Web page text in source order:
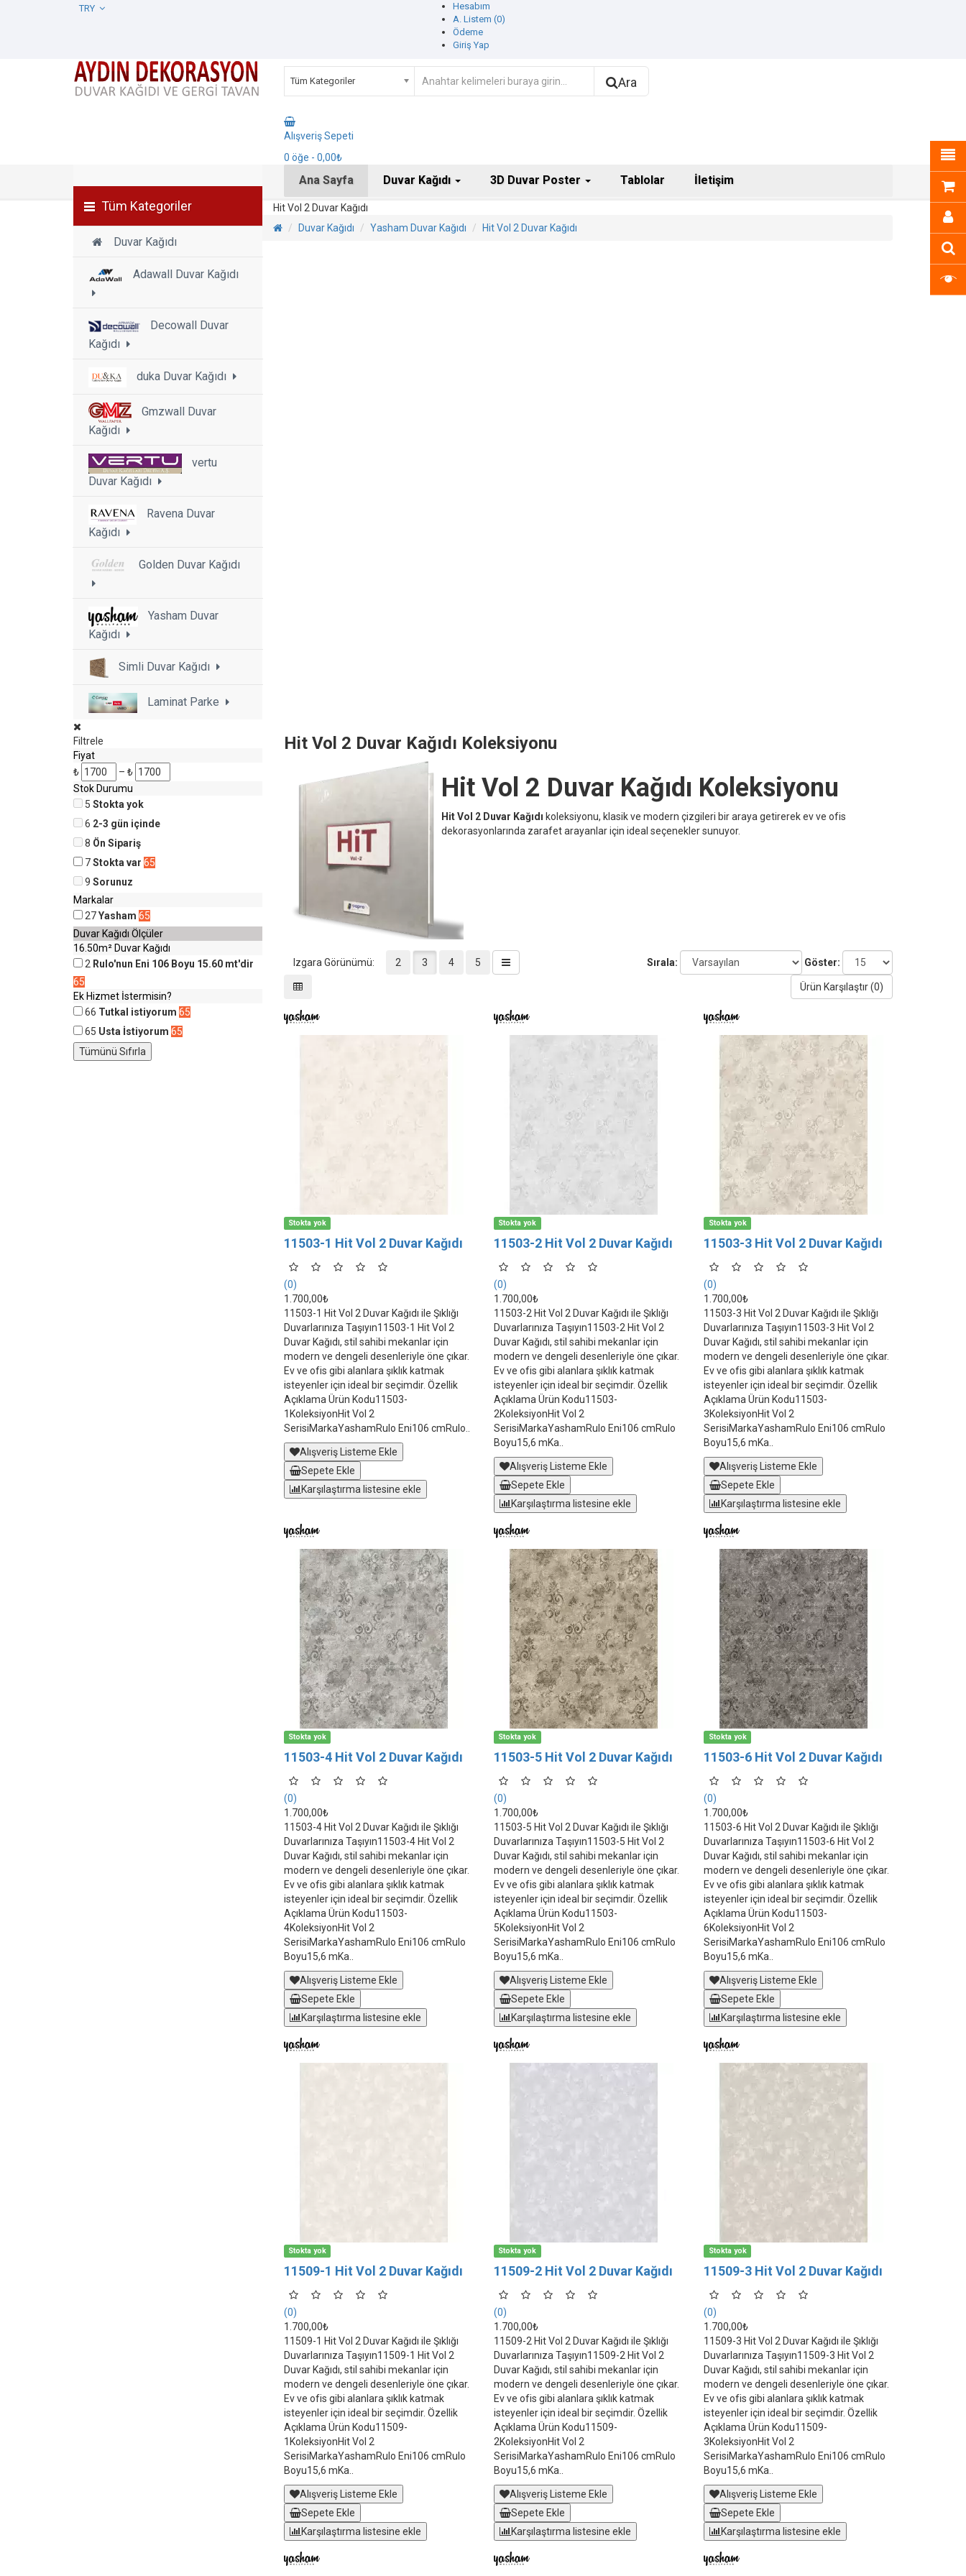
Hesabım
A. Listem (0)
Ödeme
Giriş Yap
Tüm Kategoriler Ara
Alışveriş Sepeti
0 öğe - 0,00₺
Tüm Kategoriler
Duvar Kağıdı
Adawall Duvar Kağıdı
Decowall Duvar
Kağıdı
duka Duvar Kağıdı
Gmzwall Duvar
Kağıdı
vertu
Duvar Kağıdı
Ravena Duvar
Kağıdı
Golden Duvar Kağıdı
Yasham Duvar
Kağıdı
Simli Duvar Kağıdı
Laminat Parke
Ana Sayfa Duvar Kağıdı 3D Duvar Poster Tablolar İletişim
Hit Vol 2 Duvar Kağıdı
Duvar Kağıdı
Yasham Duvar Kağıdı Hit Vol 2 Duvar Kağıdı
Filtrele
Fiyat
₺
– ₺
Stok Durumu
5 Stokta yok
6 2-3 gün içinde
8 Ön Sipariş
7Stokta var 65
9 Sorunuz
Markalar
27Yasham 65
Duvar Kağıdı Ölçüler
16.50m² Duvar Kağıdı
2 Rulo'nun Eni 106 Boyu 15.60 mt'dir
65
Ek Hizmet İstermisin?
66 Tutkal istiyorum 65
65 Usta İstiyorum 65
Hit Vol 2 Duvar Kağıdı Koleksiyonu
Hit Vol 2 Duvar Kağıdı Koleksiyonu
Hit Vol 2 Duvar Kağıdı koleksiyonu, klasik ve modern çizgileri bir araya getirerek ev ve ofis
dekorasyonlarında zarafet arayanlar için ideal seçenekler sunuyor.
Izgara Görünümü: 2 3 4 5 Sırala: Göster:
Ürün Karşılaştır (0)
Stokta yok
11503-1 Hit Vol 2 Duvar Kağıdı
(0)
1.700,00₺
11503-1 Hit Vol 2 Duvar Kağıdı ile Şıklığı
Duvarlarınıza Taşıyın11503-1 Hit Vol 2
Duvar Kağıdı, stil sahibi mekanlar için
modern ve dengeli desenleriyle öne çıkar.
Ev ve ofis gibi alanlara şıklık katmak
isteyenler için ideal bir seçimdir. Özellik
Açıklama Ürün Kodu11503-
1KoleksiyonHit Vol 2
SerisiMarkaYashamRulo Eni106 cmRulo..
Alışveriş Listeme Ekle
Sepete Ekle
Karşılaştırma listesine ekle
Stokta yok
11503-2 Hit Vol 2 Duvar Kağıdı
(0)
1.700,00₺
11503-2 Hit Vol 2 Duvar Kağıdı ile Şıklığı
Duvarlarınıza Taşıyın11503-2 Hit Vol 2
Duvar Kağıdı, stil sahibi mekanlar için
modern ve dengeli desenleriyle öne çıkar.
Ev ve ofis gibi alanlara şıklık katmak
isteyenler için ideal bir seçimdir. Özellik
Açıklama Ürün Kodu11503-
2KoleksiyonHit Vol 2
SerisiMarkaYashamRulo Eni106 cmRulo
Boyu15,6 mKa..
Alışveriş Listeme Ekle
Sepete Ekle
Karşılaştırma listesine ekle
Stokta yok
11503-3 Hit Vol 2 Duvar Kağıdı
(0)
1.700,00₺
11503-3 Hit Vol 2 Duvar Kağıdı ile Şıklığı
Duvarlarınıza Taşıyın11503-3 Hit Vol 2
Duvar Kağıdı, stil sahibi mekanlar için
modern ve dengeli desenleriyle öne çıkar.
Ev ve ofis gibi alanlara şıklık katmak
isteyenler için ideal bir seçimdir. Özellik
Açıklama Ürün Kodu11503-
3KoleksiyonHit Vol 2
SerisiMarkaYashamRulo Eni106 cmRulo
Boyu15,6 mKa..
Alışveriş Listeme Ekle
Sepete Ekle
Karşılaştırma listesine ekle
Stokta yok
11503-4 Hit Vol 2 Duvar Kağıdı
(0)
1.700,00₺
11503-4 Hit Vol 2 Duvar Kağıdı ile Şıklığı
Duvarlarınıza Taşıyın11503-4 Hit Vol 2
Duvar Kağıdı, stil sahibi mekanlar için
modern ve dengeli desenleriyle öne çıkar.
Ev ve ofis gibi alanlara şıklık katmak
isteyenler için ideal bir seçimdir. Özellik
Açıklama Ürün Kodu11503-
4KoleksiyonHit Vol 2
SerisiMarkaYashamRulo Eni106 cmRulo
Boyu15,6 mKa..
Alışveriş Listeme Ekle
Sepete Ekle
Karşılaştırma listesine ekle
Stokta yok
11503-5 Hit Vol 2 Duvar Kağıdı
(0)
1.700,00₺
11503-5 Hit Vol 2 Duvar Kağıdı ile Şıklığı
Duvarlarınıza Taşıyın11503-5 Hit Vol 2
Duvar Kağıdı, stil sahibi mekanlar için
modern ve dengeli desenleriyle öne çıkar.
Ev ve ofis gibi alanlara şıklık katmak
isteyenler için ideal bir seçimdir. Özellik
Açıklama Ürün Kodu11503-
5KoleksiyonHit Vol 2
SerisiMarkaYashamRulo Eni106 cmRulo
Boyu15,6 mKa..
Alışveriş Listeme Ekle
Sepete Ekle
Karşılaştırma listesine ekle
Stokta yok
11503-6 Hit Vol 2 Duvar Kağıdı
(0)
1.700,00₺
11503-6 Hit Vol 2 Duvar Kağıdı ile Şıklığı
Duvarlarınıza Taşıyın11503-6 Hit Vol 2
Duvar Kağıdı, stil sahibi mekanlar için
modern ve dengeli desenleriyle öne çıkar.
Ev ve ofis gibi alanlara şıklık katmak
isteyenler için ideal bir seçimdir. Özellik
Açıklama Ürün Kodu11503-
6KoleksiyonHit Vol 2
SerisiMarkaYashamRulo Eni106 cmRulo
Boyu15,6 mKa..
Alışveriş Listeme Ekle
Sepete Ekle
Karşılaştırma listesine ekle
Stokta yok
11509-1 Hit Vol 2 Duvar Kağıdı
(0)
1.700,00₺
11509-1 Hit Vol 2 Duvar Kağıdı ile Şıklığı
Duvarlarınıza Taşıyın11509-1 Hit Vol 2
Duvar Kağıdı, stil sahibi mekanlar için
modern ve dengeli desenleriyle öne çıkar.
Ev ve ofis gibi alanlara şıklık katmak
isteyenler için ideal bir seçimdir. Özellik
Açıklama Ürün Kodu11509-
1KoleksiyonHit Vol 2
SerisiMarkaYashamRulo Eni106 cmRulo
Boyu15,6 mKa..
Alışveriş Listeme Ekle
Sepete Ekle
Karşılaştırma listesine ekle
Stokta yok
11509-2 Hit Vol 2 Duvar Kağıdı
(0)
1.700,00₺
11509-2 Hit Vol 2 Duvar Kağıdı ile Şıklığı
Duvarlarınıza Taşıyın11509-2 Hit Vol 2
Duvar Kağıdı, stil sahibi mekanlar için
modern ve dengeli desenleriyle öne çıkar.
Ev ve ofis gibi alanlara şıklık katmak
isteyenler için ideal bir seçimdir. Özellik
Açıklama Ürün Kodu11509-
2KoleksiyonHit Vol 2
SerisiMarkaYashamRulo Eni106 cmRulo
Boyu15,6 mKa..
Alışveriş Listeme Ekle
Sepete Ekle
Karşılaştırma listesine ekle
Stokta yok
11509-3 Hit Vol 2 Duvar Kağıdı
(0)
1.700,00₺
11509-3 Hit Vol 2 Duvar Kağıdı ile Şıklığı
Duvarlarınıza Taşıyın11509-3 Hit Vol 2
Duvar Kağıdı, stil sahibi mekanlar için
modern ve dengeli desenleriyle öne çıkar.
Ev ve ofis gibi alanlara şıklık katmak
isteyenler için ideal bir seçimdir. Özellik
Açıklama Ürün Kodu11509-
3KoleksiyonHit Vol 2
SerisiMarkaYashamRulo Eni106 cmRulo
Boyu15,6 mKa..
Alışveriş Listeme Ekle
Sepete Ekle
Karşılaştırma listesine ekle